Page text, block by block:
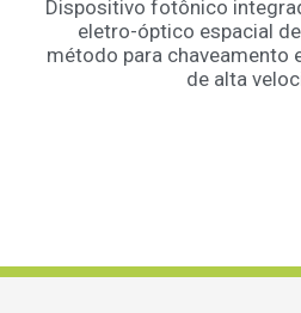
Dispositivo fotônico
eletro-óptico espacial
método para chaveamento
de alta